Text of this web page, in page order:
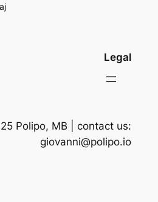
Legal
Polipo, MB | contact us:
giovanni@polipo.io